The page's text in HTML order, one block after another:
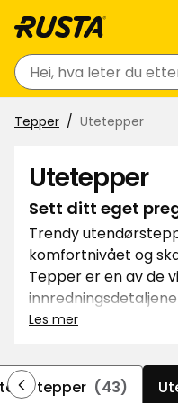
Søk
Tepper Utetepper
Utetepper
Sett ditt eget
Trendy
komfortnivået og
Tepper er en av de
skape både varme
uteplass. Teppene
nordiske klimaet.
Les mer
tepper (43)